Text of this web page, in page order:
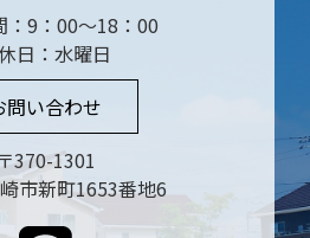
：9：00～18：00
日：水曜日
問い合わせ
〒370-1301
市新町1653番地6